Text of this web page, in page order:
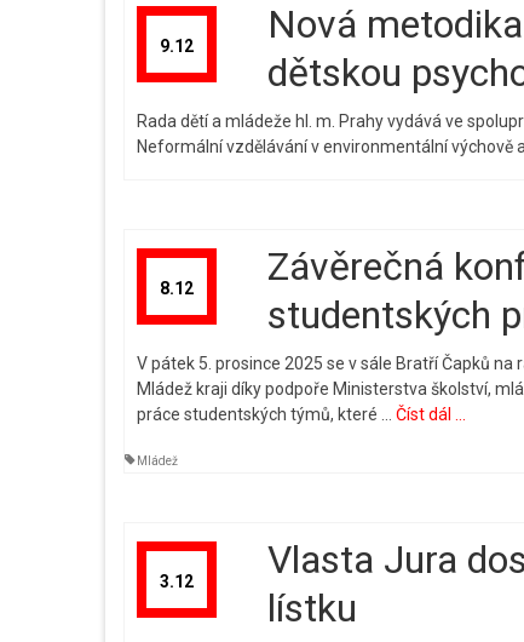
9.12
Nová
dětskou
Rada dětí a mládeže hl. m. Prahy vydává ve
Neformální vzdělávání v environmentální výchově
8.12
Závěrečná
studentských
V pátek 5. prosince 2025 se v sále Bratří Čapků
Mládež kraji díky podpoře Ministerstva školství,
práce studentských týmů, které … Číst dál ...
Mládež
3.12
Vlasta Jura
lístku